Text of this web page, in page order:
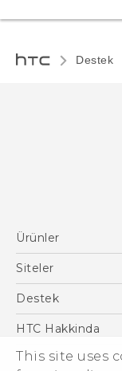
This site uses
Destek
Türk -
Ürünler
Akıllı Telefonlar
VIVE
Siteler
HTC Dev
Destek
Destek Merkezi
HTC Hakkinda
ESG